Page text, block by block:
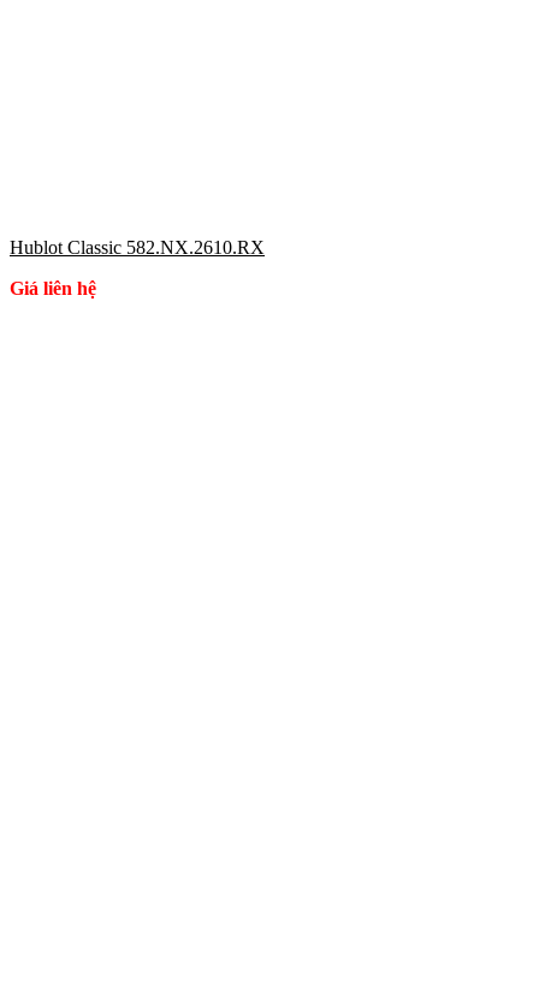
Hublot Classic 582.NX.2610.RX
Giá liên hệ